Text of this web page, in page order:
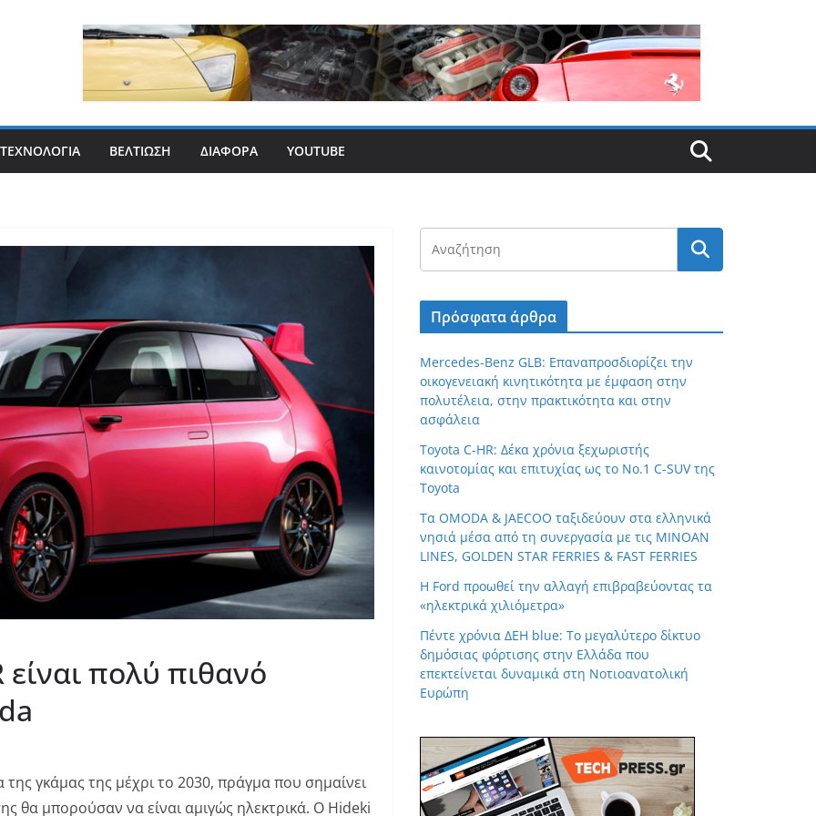
ΤΕΧΝΟΛΟΓΊΑ ΒΕΛΤΊΩΣΗ ΔΙΆΦΟΡΑ YOUTUBE
πολύ πιθανό
της γκάμας της μέχρι το 2030, πράγμα που σημαίνει
θα μπορούσαν να είναι αμιγώς ηλεκτρικά. Ο Hideki
Πρόσφατα άρθρα
Mercedes-Benz GLB: Επαναπροσδιορίζει την
οικογενειακή κινητικότητα με έμφαση στην
πολυτέλεια, στην πρακτικότητα και στην
ασφάλεια
Toyota C-HR: Δέκα χρόνια ξεχωριστής
καινοτομίας και επιτυχίας ως το Νο.1 C-SUV της
Toyota
Τα OMODA & JAECOO ταξιδεύουν στα ελληνικά
νησιά μέσα από τη συνεργασία με τις MINOAN
LINES, GOLDEN STAR FERRIES & FAST FERRIES
Η Ford προωθεί την αλλαγή επιβραβεύοντας τα
«ηλεκτρικά χιλιόμετρα»
Πέντε χρόνια ΔΕΗ blue: Το μεγαλύτερο δίκτυο
δημόσιας φόρτισης στην Ελλάδα που
επεκτείνεται δυναμικά στη Νοτιοανατολική
Ευρώπη